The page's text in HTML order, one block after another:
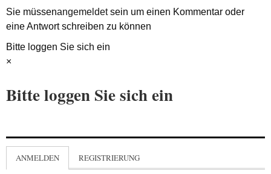
Sie müssenangemeldetsein um einen Kommentar oder
eine Antwort schreiben zu können
Bitte loggen Sie sich ein
×
Bitte loggen Sie sich ein
ANMELDEN REGISTRIERUNG